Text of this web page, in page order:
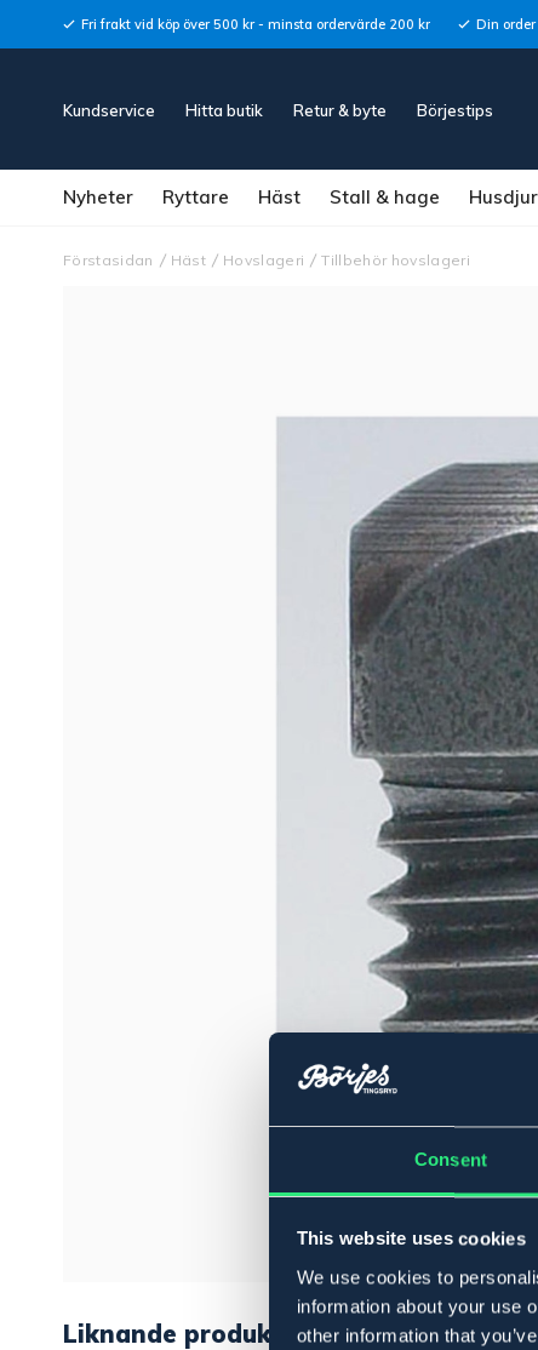
Consent
This website uses cookies
We use cookies to
information about your use
other information that
Fri frakt vid köp över 500 kr - minsta ordervärde 200 kr Din
Kundservice Hitta butik Retur & byte Börjestips
Nyheter Ryttare Häst Stall & hage Husdjur
Förstasidan Häst Hovslageri Tillbehör hovslageri
Liknande produkter